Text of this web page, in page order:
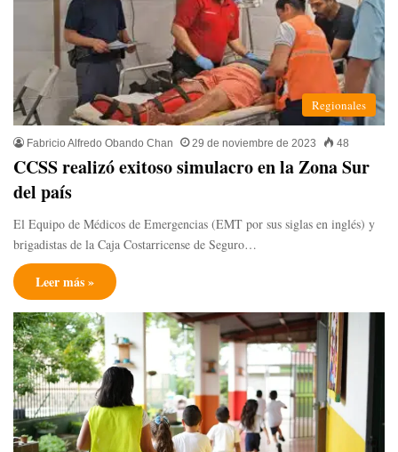
Regionales
Fabricio Alfredo Obando Chan 29 de noviembre de 2023 48
CCSS realizó exitoso simulacro en la Zona Sur
del país
El Equipo de Médicos de Emergencias (EMT por sus siglas en inglés) y
brigadistas de la Caja Costarricense de Seguro…
Leer más »